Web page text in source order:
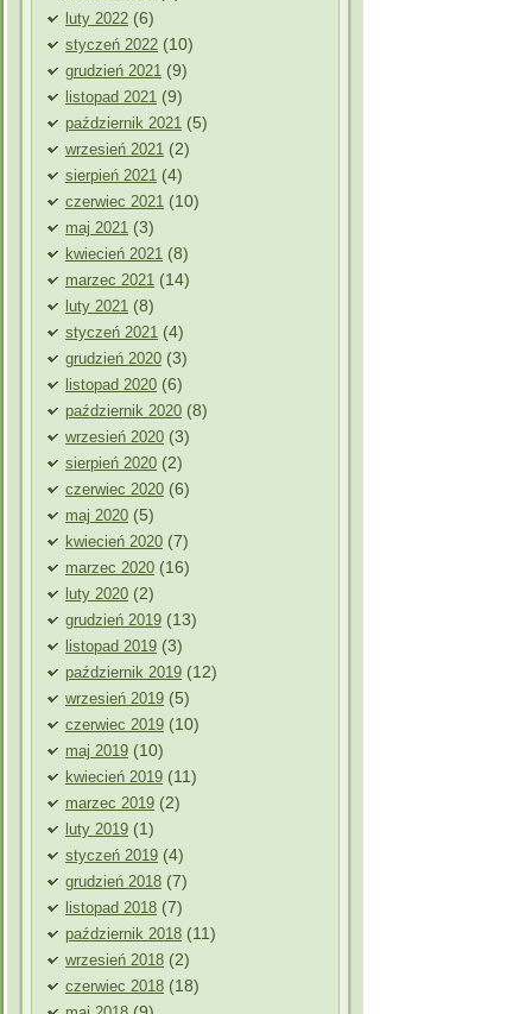
luty 2022 (6)
styczeń 2022 (10)
grudzień 2021 (9)
listopad 2021 (9)
październik 2021 (5)
wrzesień 2021 (2)
sierpień 2021 (4)
czerwiec 2021 (10)
maj 2021 (3)
kwiecień 2021 (8)
marzec 2021 (14)
luty 2021 (8)
styczeń 2021 (4)
grudzień 2020 (3)
listopad 2020 (6)
październik 2020 (8)
wrzesień 2020 (3)
sierpień 2020 (2)
czerwiec 2020 (6)
maj 2020 (5)
kwiecień 2020 (7)
marzec 2020 (16)
luty 2020 (2)
grudzień 2019 (13)
listopad 2019 (3)
październik 2019 (12)
wrzesień 2019 (5)
czerwiec 2019 (10)
maj 2019 (10)
kwiecień 2019 (11)
marzec 2019 (2)
luty 2019 (1)
styczeń 2019 (4)
grudzień 2018 (7)
listopad 2018 (7)
październik 2018 (11)
wrzesień 2018 (2)
czerwiec 2018 (18)